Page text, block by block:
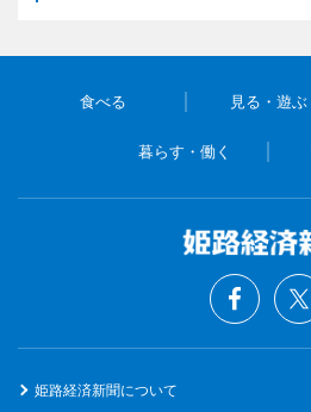
食べる 見る・遊ぶ
暮らす・働く
姫路経済新聞について